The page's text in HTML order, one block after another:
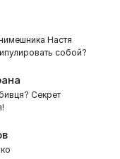
Настя
собой?
Секрет